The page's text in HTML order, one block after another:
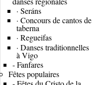
· Seráns
· Concours de cantos de
taberna
· Regueifas
· Danses traditionnelles
à Vigo
-Fanfares
Fêtes populaires